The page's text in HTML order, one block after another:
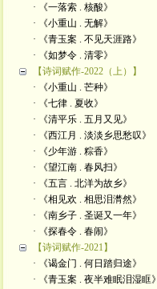
· 《一落索 . 核酸》
· 《小重山 . 无解》
· 《青玉案 . 不见天涯路》
· 《如梦令 . 清零》
【诗词赋作-2022（上）】
· 《小重山 . 芒种》
· 《七律 . 夏收》
· 《清平乐 . 五月又见》
· 《西江月 . 淡淡乡思愁叹》
· 《少年游 . 粽香》
· 《望江南 . 春风扫》
· 《五言 . 北洋为故乡》
· 《相见欢 . 相思泪潸然》
· 《南乡子 . 圣诞又一年》
· 《探春令 . 春闹》
【诗词赋作-2021】
· 《谒金门 . 何日踏归途》
· 《青玉案 . 夜半难眠泪湿眶》